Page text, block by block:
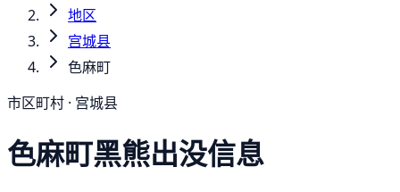
地区
宫城县
色麻町
市区町村 · 宫城县
色麻町黑熊出没信息